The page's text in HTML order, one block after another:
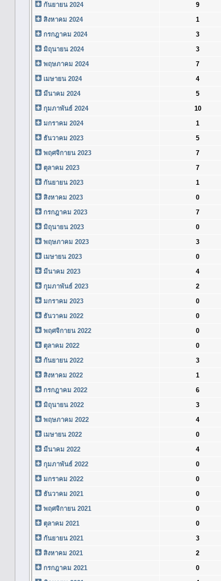
กันยายน 2024
9
สิงหาคม 2024
1
กรกฎาคม 2024
3
มิถุนายน 2024
3
พฤษภาคม 2024
7
เมษายน 2024
4
มีนาคม 2024
5
กุมภาพันธ์ 2024
10
มกราคม 2024
1
ธันวาคม 2023
5
พฤศจิกายน 2023
7
ตุลาคม 2023
7
กันยายน 2023
1
สิงหาคม 2023
0
กรกฎาคม 2023
7
มิถุนายน 2023
0
พฤษภาคม 2023
3
เมษายน 2023
0
มีนาคม 2023
4
กุมภาพันธ์ 2023
2
มกราคม 2023
0
ธันวาคม 2022
0
พฤศจิกายน 2022
0
ตุลาคม 2022
0
กันยายน 2022
3
สิงหาคม 2022
1
กรกฎาคม 2022
6
มิถุนายน 2022
3
พฤษภาคม 2022
4
เมษายน 2022
0
มีนาคม 2022
4
กุมภาพันธ์ 2022
0
มกราคม 2022
0
ธันวาคม 2021
0
พฤศจิกายน 2021
0
ตุลาคม 2021
0
กันยายน 2021
3
สิงหาคม 2021
2
กรกฎาคม 2021
0